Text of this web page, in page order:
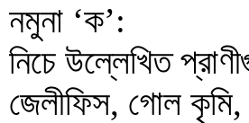
নমুনা ‘ক’:
নিচে উল্লেখিত
জেলীফিস, গোল কৃমি,